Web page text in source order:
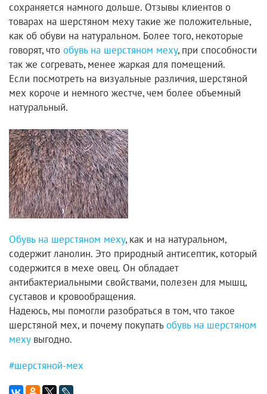
сохраняется намного дольше. Отзывы клиентов о
товарах на шерстяном меху такие же положительные,
как об обуви на натуральном. Более того, некоторые
говорят, что обувь на шерстяном меху, при способности
так же согревать, менее жаркая для помещений.
Если посмотреть на визуальные различия, шерстяной
мех короче и немного жестче, чем более объемный
натуральный.
Обувь на шерстяном меху, как и на натуральном,
содержит ланолин. Это природный антисептик, который
содержится в мехе овец. Он обладает
антибактериальными свойствами, полезен для мышц,
суставов и кровообращения.
Надеюсь, мы помогли разобраться в том, что такое
шерстяной мех, и почему покупать обувь на шерстяном
мехувыгодно.
#шерстяной-мех